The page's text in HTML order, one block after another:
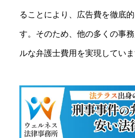
ることにより、広告費を徹底
す。そのため、他の多くの事
ルな弁護士費用を実現していま